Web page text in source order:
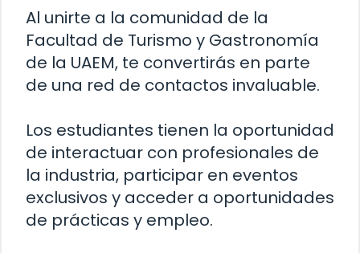
Al unirte a la comunidad de la
Facultad de Turismo y Gastronomía
de la UAEM, te convertirás en parte
de una red de contactos invaluable.
Los estudiantes tienen la oportunidad
de interactuar con profesionales de
la industria, participar en eventos
exclusivos y acceder a oportunidades
de prácticas y empleo.